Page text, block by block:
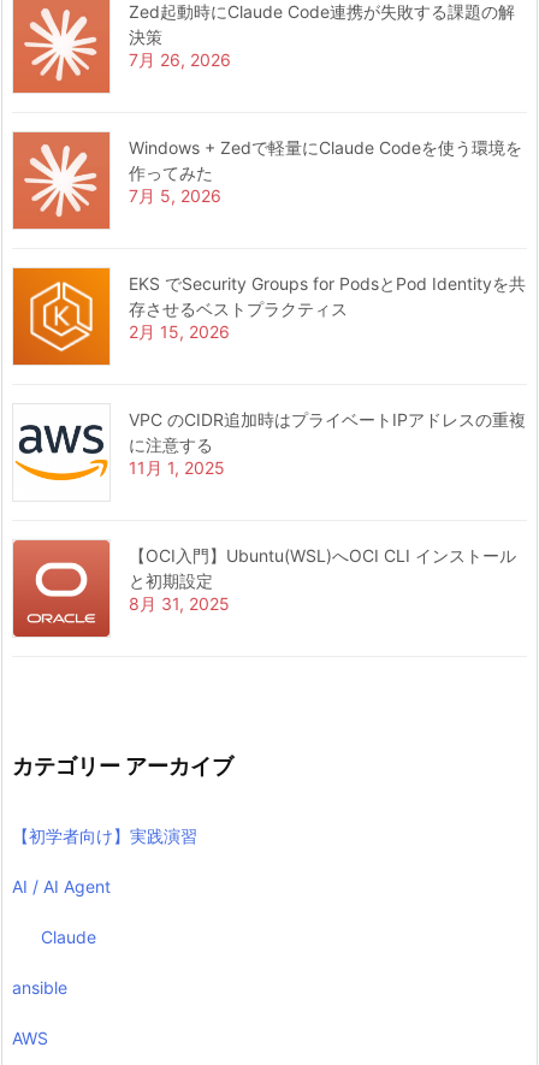
Zed起動時にClaude Code連携が失敗する課題の解
決策
7月 26, 2026
Windows + Zedで軽量にClaude Codeを使う環境を
作ってみた
7月 5, 2026
EKS でSecurity Groups for PodsとPod Identityを共
存させるベストプラクティス
2月 15, 2026
VPC のCIDR追加時はプライベートIPアドレスの重複
に注意する
11月 1, 2025
【OCI入門】Ubuntu(WSL)へOCI CLI インストール
と初期設定
8月 31, 2025
カテゴリー アーカイブ
【初学者向け】実践演習
AI / AI Agent
Claude
ansible
AWS